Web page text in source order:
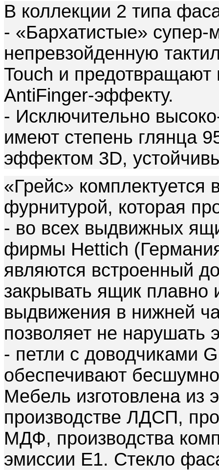
В коллекции 2 типа
- «Бархатистые»
непревзойденную
Touch и предотвращают
AntiFinger-эффекту.
- Исключительно
имеют степень глянца
эффектом 3D,
«Грейс» комплектуется
фурнитурой, которая
- во всех выдвижных
фирмы Hettich
являются встроенный
закрывать ящик
выдвижения в нижней
позволяет не нарушать
- петли с доводчиками
обеспечивают
Мебель изготовлена
производстве ЛДСП,
МДФ, производства
эмиссии Е1. Стекло